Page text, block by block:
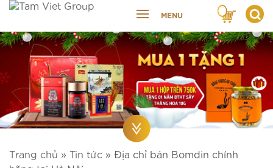
MENU
Trang chủ » Tin tức » Địa chỉ bán Bomdin chính